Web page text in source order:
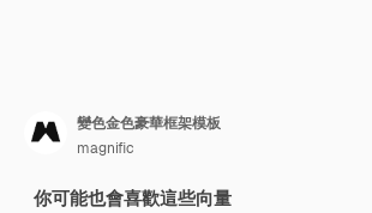
變色金色豪華框架模板
magnific
你可能也會喜歡這些向量